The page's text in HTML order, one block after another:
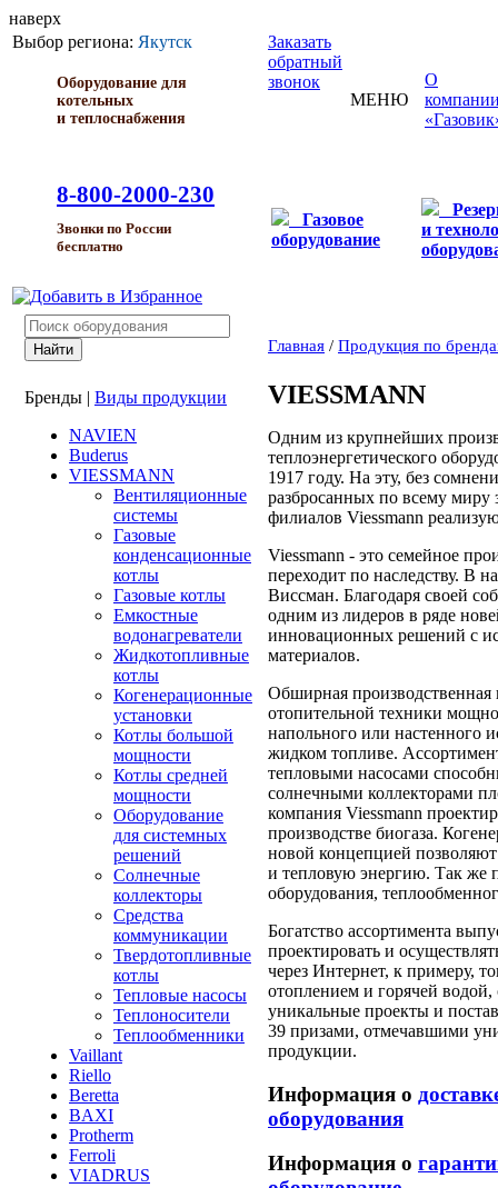
наверх
Выбор региона: Якутск
Оборудование для
котельных
и теплоснабжения
8-800-2000-230
Звонки по России
бесплатно
Заказать
обратный
звонок
МЕНЮ
О
Газовое
оборудование
и
Бренды | Виды продукции
NAVIEN
Buderus
VIESSMANN
Вентиляционные
системы
Газовые
конденсационные
котлы
Газовые котлы
Емкостные
водонагреватели
Жидкотопливные
котлы
Когенерационные
установки
Котлы большой
мощности
Котлы средней
мощности
Оборудование
для системных
решений
Солнечные
коллекторы
Средства
коммуникации
Твердотопливные
котлы
Тепловые насосы
Теплоносители
Теплообменники
Vaillant
Riello
Beretta
BAXI
Protherm
Ferroli
VIADRUS
Главная / Продукция по
VIESSMANN
Одним из крупнейших
теплоэнергетического
1917 году. На эту, без
разбросанных по всему миру
филиалов Viessmann
Viessmann - это семейное
переходит по наследству. В
Виссман. Благодаря своей
одним из лидеров в ряде
инновационных решений с
материалов.
Обширная производственная
отопительной техники
напольного или настенного
жидком топливе.
тепловыми насосами
солнечными коллекторами
компания Viessmann
производстве биогаза.
новой концепцией
и тепловую энергию. Так же
оборудования,
Богатство ассортимента
проектировать и
через Интернет, к примеру,
отоплением и горячей
уникальные проекты и
39 призами, отмечавшими
продукции.
Информация о
оборудования
Информация о